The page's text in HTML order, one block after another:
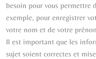
besoin pour vous permettre
exemple, pour enregistrer
votre nom et de votre
Il est important que les
sujet soient correctes et